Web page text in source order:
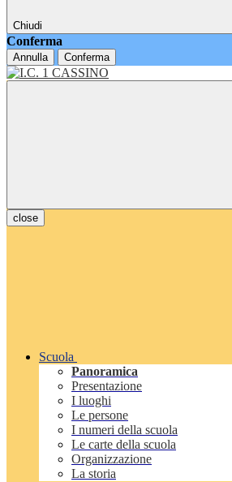
Chiudi
Conferma
Annulla Conferma
close
Scuola
Panoramica
Presentazione
I luoghi
Le persone
I numeri della scuola
Le carte della scuola
Organizzazione
La storia